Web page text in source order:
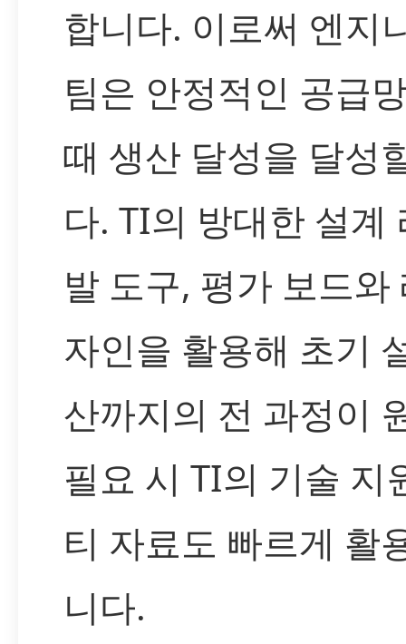
합니다. 이로써 엔지
팀은 안정적인 공급
때 생산 달성을 달성
다. TI의 방대한 설계
발 도구, 평가 보드와
자인을 활용해 초기
산까지의 전 과정이
필요 시 TI의 기술 지
티 자료도 빠르게 활
니다.